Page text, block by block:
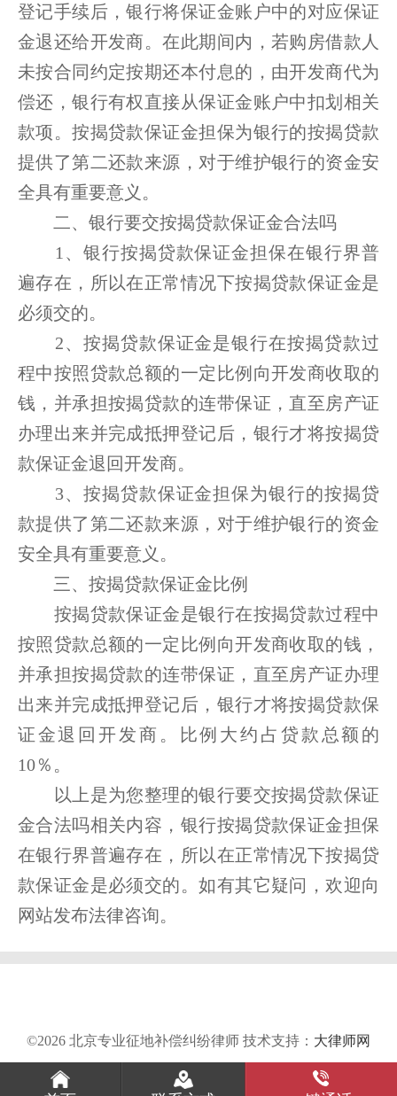
登记手续后，银行将保证金账户中的对应保证
金退还给开发商。在此期间内，若购房借款人
未按合同约定按期还本付息的，由开发商代为
偿还，银行有权直接从保证金账户中扣划相关
款项。按揭贷款保证金担保为银行的按揭贷款
提供了第二还款来源，对于维护银行的资金安
全具有重要意义。
二、银行要交按揭贷款保证金合法吗
1、银行按揭贷款保证金担保在银行界普
遍存在，所以在正常情况下按揭贷款保证金是
必须交的。
2、按揭贷款保证金是银行在按揭贷款过
程中按照贷款总额的一定比例向开发商收取的
钱，并承担按揭贷款的连带保证，直至房产证
办理出来并完成抵押登记后，银行才将按揭贷
款保证金退回开发商。
3、按揭贷款保证金担保为银行的按揭贷
款提供了第二还款来源，对于维护银行的资金
安全具有重要意义。
三、按揭贷款保证金比例
按揭贷款保证金是银行在按揭贷款过程中
按照贷款总额的一定比例向开发商收取的钱，
并承担按揭贷款的连带保证，直至房产证办理
出来并完成抵押登记后，银行才将按揭贷款保
证金退回开发商。比例大约占贷款总额的
10％。
以上是为您整理的银行要交按揭贷款保证
金合法吗相关内容，银行按揭贷款保证金担保
在银行界普遍存在，所以在正常情况下按揭贷
款保证金是必须交的。如有其它疑问，欢迎向
网站发布法律咨询。
©2026 北京专业征地补偿纠纷律师 技术支持： 大律师网